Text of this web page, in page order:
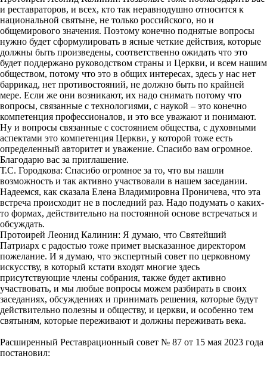
и реставраторов, и всех, кто так неравнодушно относится к
национальной святыне, не только российского, но и
общемирового значения. Поэтому конечно поднятые вопросы
нужно будет сформулировать в ясные четкие действия, которые
должны быть произведены, соответственно ожидать что это
будет поддержано руководством страны и Церкви, и всем нашим
обществом, потому что это в общих интересах, здесь у нас нет
баррикад, нет противостояний, не должно быть по крайней
мере. Если же они возникают, их надо снимать потому что
вопросы, связанные с технологиями, с наукой – это конечно
компетенция профессионалов, и это все уважают и понимают.
Ну и вопросы связанные с состоянием общества, с духовными
аспектами это компетенция Церкви, у которой тоже есть
определенный авторитет и уважение. Спасибо вам огромное.
Благодарю вас за приглашение.
Т.С. Городкова: Спасибо огромное за то, что вы нашли
возможность и так активно участвовали в нашем заседании.
Надеемся, как сказала Елена Владимировна Проничева, что эта
встреча происходит не в последний раз. Надо подумать о каких-
то формах, действительно на постоянной основе встречаться и
обсуждать.
Протоирей Леонид Калинин: Я думаю, что Святейший
Патриарх с радостью тоже примет высказанное директором
пожелание. И я думаю, что экспертный совет по церковному
искусству, в который кстати входят многие здесь
присутствующие члены собрания, также будет активно
участвовать, и мы любые вопросы можем разбирать в своих
заседаниях, обсуждениях и принимать решения, которые будут
действительно полезны и обществу, и церкви, и особенно тем
святыням, которые переживают и должны переживать века.
Расширенный Реставрационный совет № 87 от 15 мая 2023 года
постановил: